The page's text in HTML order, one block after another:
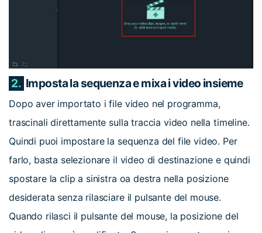
2. Imposta la sequenza e mixa i video insieme
Dopo aver importato i file video nel programma,
trascinali direttamente sulla traccia video nella timeline.
Quindi puoi impostare la sequenza del file video. Per
farlo, basta selezionare il video di destinazione e quindi
spostare la clip a sinistra oa destra nella posizione
desiderata senza rilasciare il pulsante del mouse.
Quando rilasci il pulsante del mouse, la posizione del